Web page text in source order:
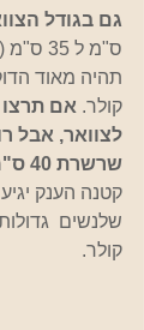
גם בגודל
תהיה מאוד
קולר. אם
לצוואר, אבל
שרשרת 40 ס"מ (16 אינץ').
קטנה הענק
שלנשים
קולר.